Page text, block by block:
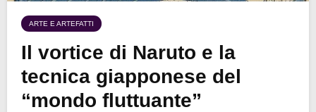
ARTE E ARTEFATTI
Il vortice di Naruto e la
tecnica giapponese del
“mondo fluttuante”